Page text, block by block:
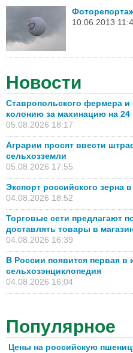
10.06.2013
Новости
Ставропольского фермера и
колонию за махинацию на 24
05.08.2026 18:17
Аграрии просят ввести
сельхозземли
05.08.2026 17:55
Экспорт российского зерна
04.08.2026 18:52
Торговые сети предлагают
доставлять товары в
04.08.2026 16:39
В России появится первая в
сельхозэнциклопедия
04.08.2026 16:04
Популярное
Цены на российскую